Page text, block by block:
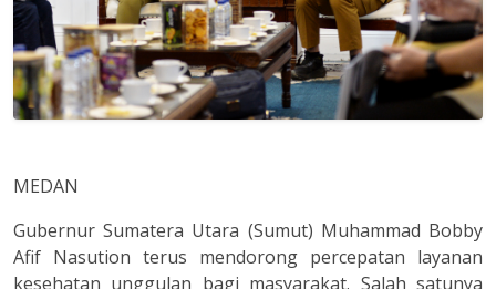
MEDAN
Gubernur Sumatera Utara (Sumut) Muhammad Bobby
Afif Nasution terus mendorong percepatan layanan
kesehatan unggulan bagi masyarakat. Salah satunya